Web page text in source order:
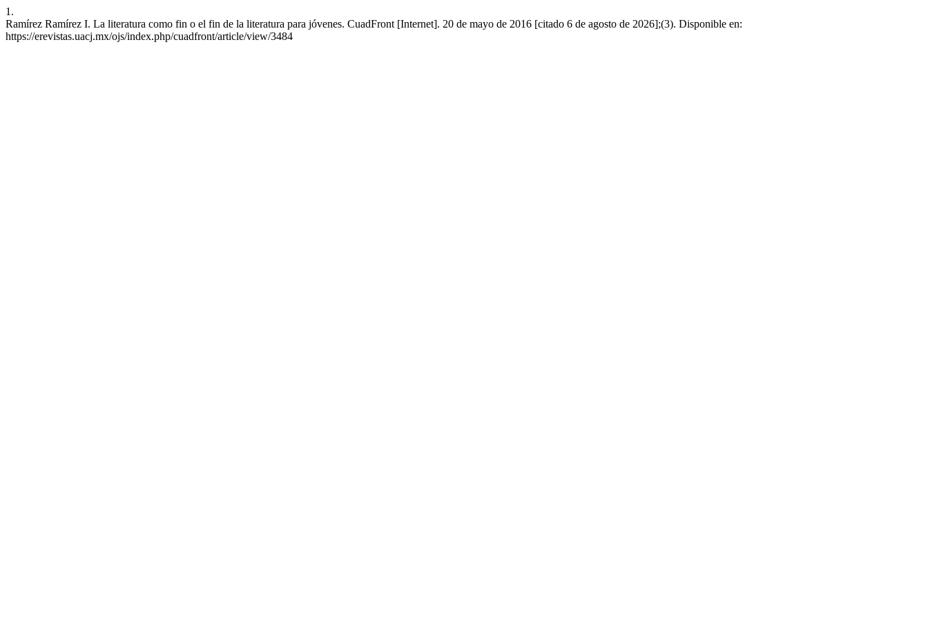
1.
Ramírez Ramírez I. La literatura como fin o el fin de la literatura para jóvenes. CuadFront [Internet]. 20 de mayo de 2016 [citado 6 de agosto de 2026];(3). Disponible en:
https://erevistas.uacj.mx/ojs/index.php/cuadfront/article/view/3484